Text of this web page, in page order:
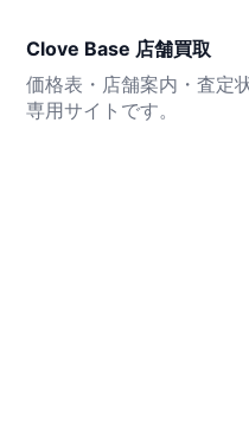
Clove Base 店舗買取
価格表・店舗案内・査定
専用サイトです。